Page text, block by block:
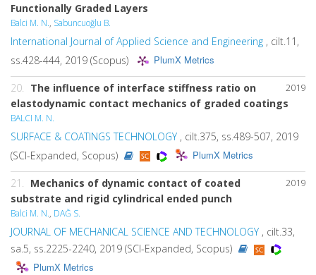
Functionally Graded Layers
Balci M. N., Sabuncuoğlu B.
International Journal of Applied Science and Engineering , cilt.11,
ss.428-444, 2019 (Scopus)
PlumX Metrics
2019
20.
The influence of interface stiffness ratio on
elastodynamic contact mechanics of graded coatings
BALCI M. N.
SURFACE & COATINGS TECHNOLOGY , cilt.375, ss.489-507, 2019
(SCI-Expanded, Scopus)
PlumX Metrics
2019
21.
Mechanics of dynamic contact of coated
substrate and rigid cylindrical ended punch
Balci M. N., DAĞ S.
JOURNAL OF MECHANICAL SCIENCE AND TECHNOLOGY , cilt.33,
sa.5, ss.2225-2240, 2019 (SCI-Expanded, Scopus)
PlumX Metrics